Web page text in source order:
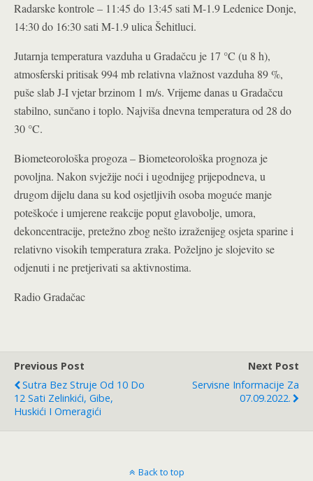
Radarske kontrole – 11:45 do 13:45 sati M-1.9 Ledenice Donje,
14:30 do 16:30 sati M-1.9 ulica Šehitluci.
Jutarnja temperatura vazduha u Gradačcu je 17 °C (u 8 h),
atmosferski pritisak 994 mb relativna vlažnost vazduha 89 %,
puše slab J-I vjetar brzinom 1 m/s. Vrijeme danas u Gradačcu
stabilno, sunčano i toplo. Najviša dnevna temperatura od 28 do
30 °C.
Biometeorološka progoza – Biometeorološka prognoza je
povoljna. Nakon svježije noći i ugodnijeg prijepodneva, u
drugom dijelu dana su kod osjetljivih osoba moguće manje
poteškoće i umjerene reakcije poput glavobolje, umora,
dekoncentracije, pretežno zbog nešto izraženijeg osjeta sparine i
relativno visokih temperatura zraka. Poželjno je slojevito se
odjenuti i ne pretjerivati sa aktivnostima.
Radio Gradačac
Previous Post
Sutra Bez Struje Od 10 Do
12 Sati Zelinkići, Gibe,
Huskići I Omeragići
Next Post
Servisne Informacije Za
07.09.2022.
Back to top